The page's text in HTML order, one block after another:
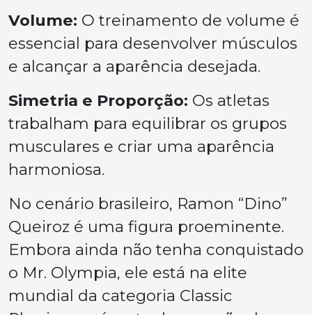
Volume: O treinamento de volume é
essencial para desenvolver músculos
e alcançar a aparência desejada.
Simetria e Proporção: Os atletas
trabalham para equilibrar os grupos
musculares e criar uma aparência
harmoniosa.
No cenário brasileiro, Ramon “Dino”
Queiroz é uma figura proeminente.
Embora ainda não tenha conquistado
o Mr. Olympia, ele está na elite
mundial da categoria Classic